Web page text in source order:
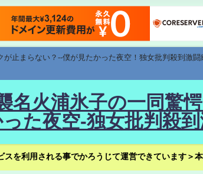
止まらない？--僕が見たかった夜空！独女批判殺到激
名火浦氷子の一同驚
た夜空-独女批判殺
を利用される事でかろうじて運営できています＞